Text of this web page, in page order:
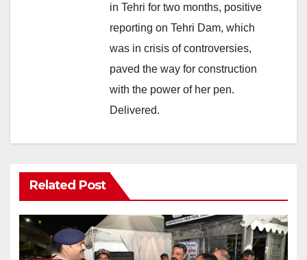
in Tehri for two months, positive
reporting on Tehri Dam, which
was in crisis of controversies,
paved the way for construction
with the power of her pen.
Delivered.
Related Post